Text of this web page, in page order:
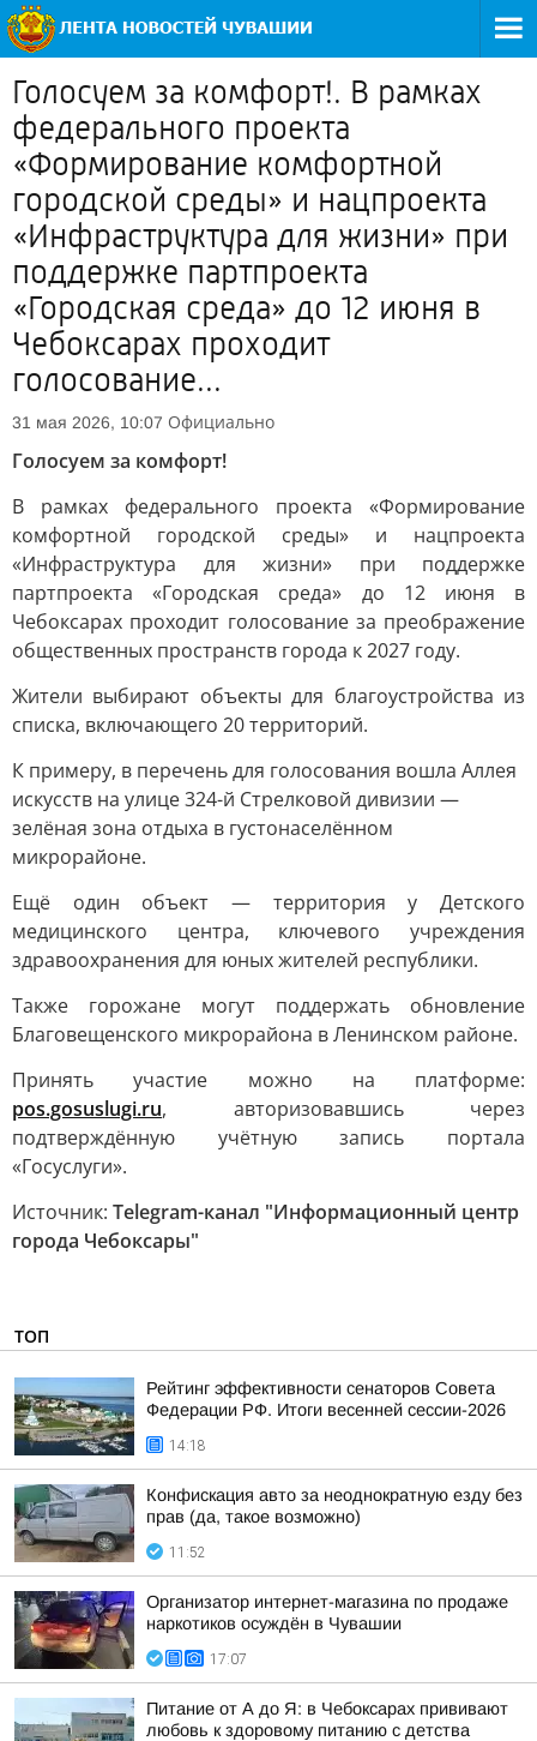
Голосуем за комфорт!. В рамках
федерального проекта
«Формирование комфортной
городской среды» и нацпроекта
«Инфраструктура для жизни» при
поддержке партпроекта
«Городская среда» до 12 июня в
Чебоксарах проходит
голосование...
31 мая 2026, 10:07 Официально
Голосуем за комфорт!
В рамках федерального проекта «Формирование
комфортной городской среды» и нацпроекта
«Инфраструктура для жизни» при поддержке
партпроекта «Городская среда» до 12 июня в
Чебоксарах проходит голосование за преображение
общественных пространств города к 2027 году.
Жители выбирают объекты для благоустройства из
списка, включающего 20 территорий.
К примеру, в перечень для голосования вошла Аллея
искусств на улице 324-й Стрелковой дивизии —
зелёная зона отдыха в густонаселённом
микрорайоне.
Ещё один объект — территория у Детского
медицинского центра, ключевого учреждения
здравоохранения для юных жителей республики.
Также горожане могут поддержать обновление
Благовещенского микрорайона в Ленинском районе.
Принять участие можно на платформе:
pos.gosuslugi.ru, авторизовавшись через
подтверждённую учётную запись портала
«Госуслуги».
Источник: Telegram-канал "Информационный центр
города Чебоксары"
ТОП
Рейтинг эффективности сенаторов Совета
Федерации РФ. Итоги весенней сессии-2026
14:18
Конфискация авто за неоднократную езду без
прав (да, такое возможно)
11:52
Организатор интернет-магазина по продаже
наркотиков осуждён в Чувашии
17:07
Питание от А до Я: в Чебоксарах прививают
любовь к здоровому питанию с детства